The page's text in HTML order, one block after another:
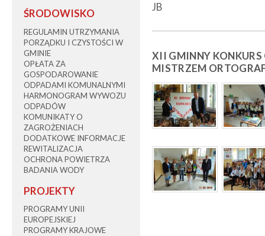
ŚRODOWISKO
REGULAMIN UTRZYMANIA
PORZĄDKU I CZYSTOŚCI W
GMINIE
OPŁATA ZA
GOSPODAROWANIE
ODPADAMI KOMUNALNYMI
HARMONOGRAM WYWOZU
ODPADÓW
KOMUNIKATY O
ZAGROŻENIACH
DODATKOWE INFORMACJE
REWITALIZACJA
OCHRONA POWIETRZA
BADANIA WODY
PROJEKTY
PROGRAMY UNII
EUROPEJSKIEJ
PROGRAMY KRAJOWE
JB
XII GMINNY
MISTRZEM